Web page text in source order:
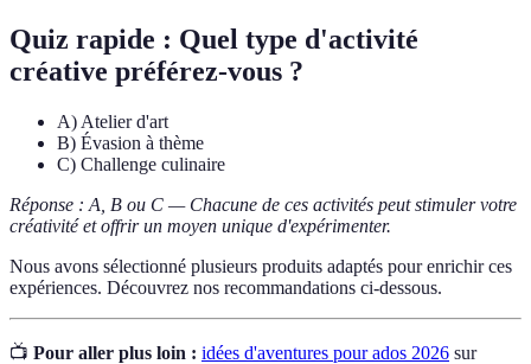
Quiz rapide : Quel type d'activité
créative préférez-vous ?
A) Atelier d'art
B) Évasion à thème
C) Challenge culinaire
Réponse : A, B ou C — Chacune de ces activités peut stimuler votre
créativité et offrir un moyen unique d'expérimenter.
Nous avons sélectionné plusieurs produits adaptés pour enrichir ces
expériences. Découvrez nos recommandations ci-dessous.
📺 Pour aller plus loin : idées d'aventures pour ados 2026 sur